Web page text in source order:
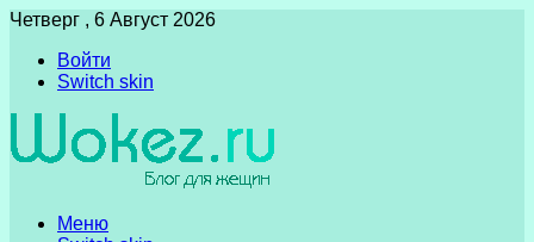
Четверг , 6 Август 2026
Войти
Switch skin
Меню